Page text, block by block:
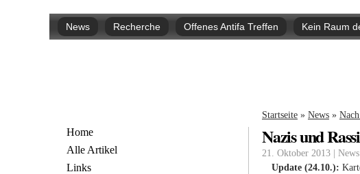
Hauptmenü
News Recherche Offenes Antifa Treffen Kein Raum
Sie sind hier
Startseite » News »
Home
Alle Artikel
Links
Nazis und
21. Oktober 2013 |
Update (24.10.):